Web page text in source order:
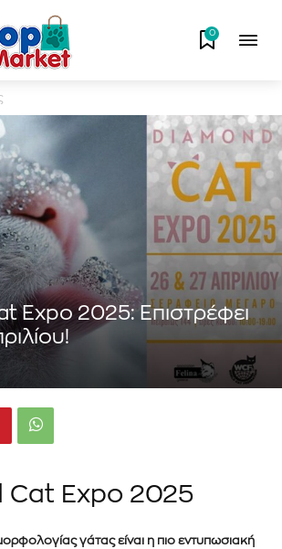
0
Expo 2025: Επιστρέφει
Cat Expo 2025
γάτας είναι η πιο εντυπωσιακή